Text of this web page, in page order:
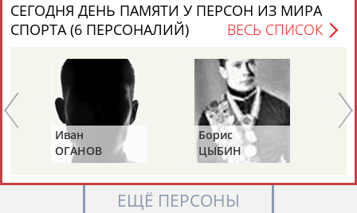
АБДУЛАЕВ
АБДУЛАЕВ
АБДУЛАЗИЗОВАБДУЛБЕКОВ
Камалудин
АБДУЛДАУДОВ
Абдула
АБДУЛЖАЛИЛОВ
Магомед
АБДУЛКАГИРОВ
АБДУЛЛАЕВ
ЕЩЁ ПЕРСОНЫ
СЕГОДНЯ ДЕНЬ ПАМЯТИ У ПЕРСОН ИЗ МИРА
СПОРТА (6 ПЕРСОНАЛИЙ)
ВЕСЬ СПИСОК
Иван
ОГАНОВ
Борис
ЦЫБИН